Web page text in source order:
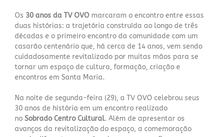
Os 30 anos da TV OVO marcaram o encontro entre essas
duas histórias: a trajetória construída ao longo de três
décadas e o primeiro encontro da comunidade com um
casarão centenário que, há cerca de 14 anos, vem sendo
cuidadosamente revitalizado por muitas mãos para se
tornar um espaço de cultura, formação, criação e
encontros em Santa Maria.
Na noite de segunda-feira (29), a TV OVO celebrou seus
30 anos de história em um encontro realizado
no Sobrado Centro Cultural. Além de apresentar os
avanços da revitalização do espaço, a comemoração